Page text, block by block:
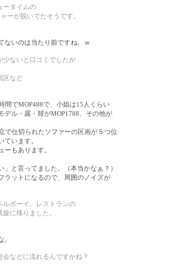
ータイムの
ーが脱いでたそうです。
ないのは当たり前ですね。ｗ
少ないと口コミでしたが
区など
間でMOP488で、小姐は15人くらい
デル・露・韓がMOP1788、その他が
で仕切られたソファーの区画が５つ位
います。
もあります。
と言ってました。（本当かなぁ？）
ラットになるので、周囲のノイズが
ルボーイ、レストランの
に移りました。
などに流れるんですかね？